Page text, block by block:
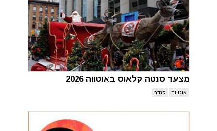
מצעד סנטה קלאוס באוטווה 2026
אוטווה קנדה